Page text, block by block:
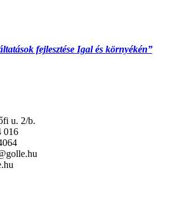
fejlesztése Igal és környékén”
u. 2/b.
016